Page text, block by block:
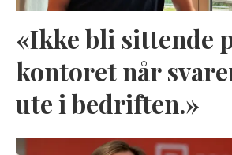
«Ikke bli sittende
kontoret når
ute i bedriften.»